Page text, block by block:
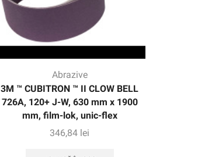
Abrazive
3M ™ CUBITRON ™ II CLOW BELL
726A, 120+ J-W, 630 mm x 1900
mm, film-lok, unic-flex
346,84 lei